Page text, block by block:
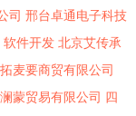
司 邢台卓通电子科技
软件开发 北京艾传承
麦要商贸有限公司
澜蒙贸易有限公司 四